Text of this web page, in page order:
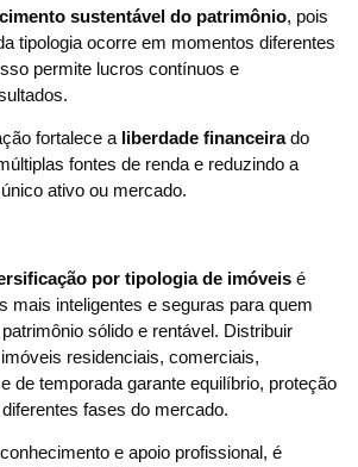
sustentável do patrimônio, pois
tipologia ocorre em momentos diferentes
permite lucros contínuos e
fortalece a liberdade financeirado
fontes de renda e reduzindo a
ativo ou mercado.
por tipologia de imóveis é
mais inteligentes e seguras para quem
sólido e rentável. Distribuir
residenciais, comerciais,
de temporada garante equilíbrio, proteção
fases do mercado.
e apoio profissional, é